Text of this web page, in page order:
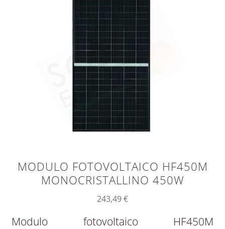
MODULO FOTOVOLTAICO HF450M
MONOCRISTALLINO 450W
243,49€
Modulo fotovoltaico HF450M